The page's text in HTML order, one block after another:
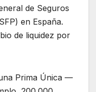
de Seguros
en España.
de liquidez por
Prima Única —